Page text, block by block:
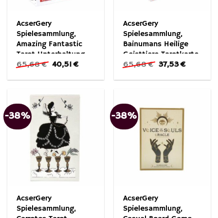
AcserGery
Spielesammlung,
Amazing Fantastic
Tarot Unterhaltung
Brettspiel
65,68€ Ursprünglicher
Preis
war:
40,51€
ist:
AcserGery
Spielesammlung,
Bainumans Heilige
Geisttiere Tarotkarte
65,68€ Ursprünglicher
Preis
war:
37,53€
ist:
-38%
AcserGery
Spielesammlung,
-38%
AcserGery
Spielesammlung,